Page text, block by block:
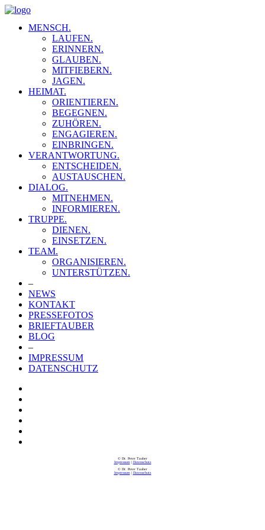
MENSCH.
LAUFEN.
ERINNERN.
GLAUBEN.
MITFIEBERN.
JAGEN.
HEIMAT.
ORIENTIEREN.
BEGEGNEN.
ZUHÖREN.
ENGAGIEREN.
EINBRINGEN.
VERANTWORTUNG.
ENTSCHEIDEN.
AUSTAUSCHEN.
DIALOG.
MITNEHMEN.
INFORMIEREN.
TRUPPE.
DIENEN.
EINSETZEN.
TEAM.
ORGANISIEREN.
UNTERSTÜTZEN.
–
NEWS
KONTAKT
PRESSEFOTOS
BRIEFTAUBER
BLOG
–
IMPRESSUM
DATENSCHUTZ
© Dr. Peter Tauber
Impressum| Datenschutz
© Dr. Peter Tauber
Impressum| Datenschutz